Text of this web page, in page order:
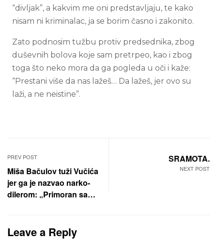
“divljak”, a kakvim me oni predstavljaju, te kako
nisam ni kriminalac, ja se borim časno i zakonito.
Zato podnosim tužbu protiv predsednika, zbog
duševnih bolova koje sam pretrpeo, kao i zbog
toga što neko mora da ga pogleda u oči i kaže:
“Prestani više da nas lažeš… Da lažeš, jer ovo su
laži, a ne neistine”.
PREV POST
Miša Bačulov tuži Vučića
jer ga je nazvao narko-
dilerom: „Primoran sam
NEXT POST
SRAMOTA.
Leave a Reply